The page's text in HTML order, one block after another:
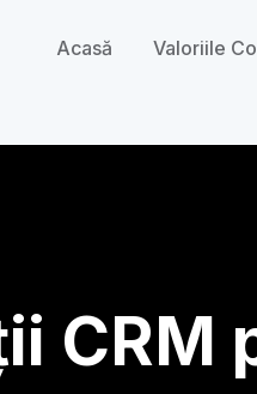
Acasă Valoriile
CRM